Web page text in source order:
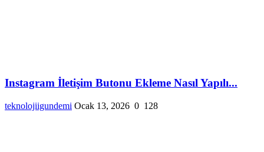
Instagram İletişim Butonu Ekleme Nasıl Yapılı...
teknolojiigundemi Ocak 13, 2026 0 128